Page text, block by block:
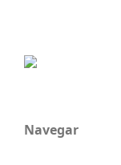
Navegar